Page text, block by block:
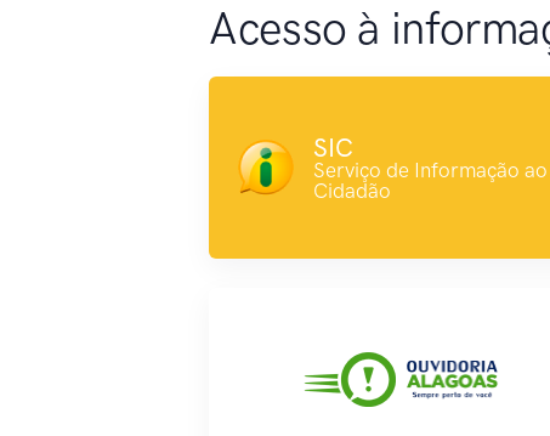
Acesso à
SIC
Serviço de Informação ao
Cidadão